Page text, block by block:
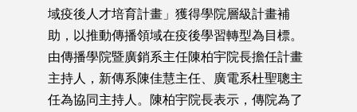
域疫後人才培育計畫」獲得學院層級計畫補
助，以推動傳播領域在疫後學習轉型為目標。
由傳播學院暨廣銷系主任陳柏宇院長擔任計畫
主持人，新傳系陳佳慧主任、廣電系杜聖聰主
任為協同主持人。陳柏宇院長表示，傳院為了